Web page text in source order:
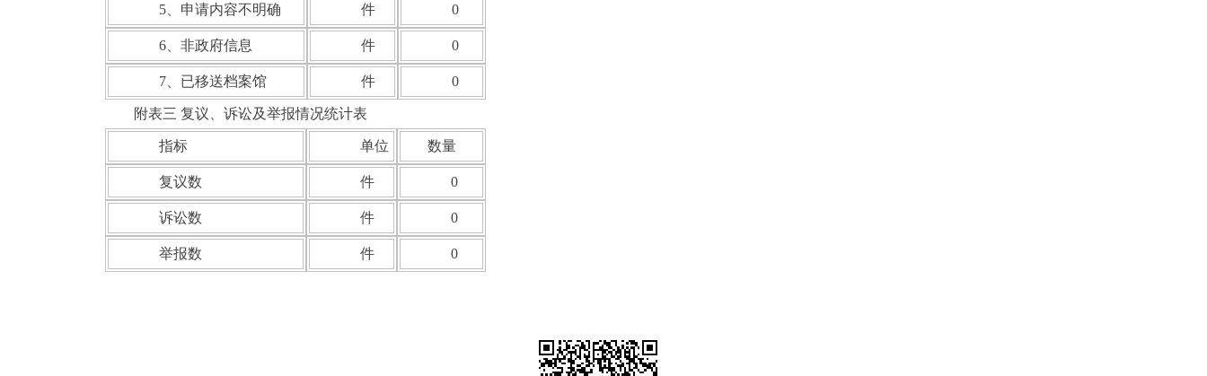
5、申请内容不明确 件 0
6、非政府信息 件 0
7、已移送档案馆 件 0
附表三 复议、诉讼及举报情况统计表
指标 单位 数量
复议数 件 0
诉讼数 件 0
举报数 件 0